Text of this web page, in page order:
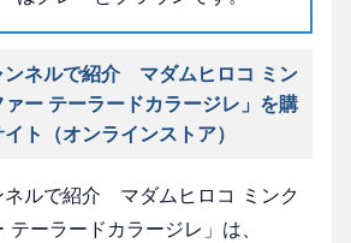
ンネルで紹介 マダムヒロコ ミン
ー テーラードカラージレ」を購
ト（オンラインストア）
ネルで紹介 マダムヒロコ ミンク
ーラードカラージレ」は、